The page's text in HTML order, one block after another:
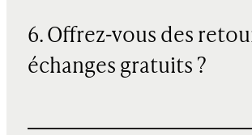
6. Offrez-vous des
échanges gratuits ?